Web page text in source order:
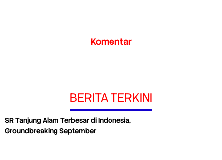
Komentar
BERITA TERKINI
SR Tanjung Alam Terbesar di Indonesia,
Groundbreaking September